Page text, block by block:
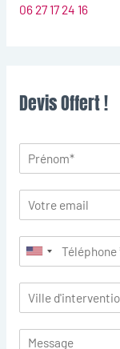
06 27 17 24 16
Devis Offert !